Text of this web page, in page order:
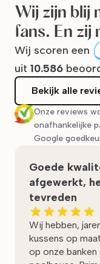
Wij zijn blij
fans. En zij
Wij scoren een
uit 10.586
Bekijk alle
Onze reviews
onafhankelijke
Google
Goede
afgewerkt,
tevreden
Wij hebben,
kussens op
op onze banken